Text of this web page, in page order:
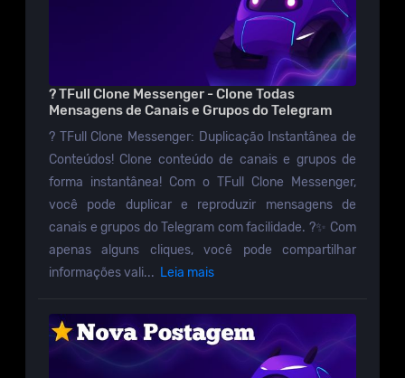
? TFull Clone Messenger - Clone Todas
Mensagens de Canais e Grupos do Telegram
? TFull Clone Messenger: Duplicação Instantânea de
Conteúdos! Clone conteúdo de canais e grupos de
forma instantânea! Com o TFull Clone Messenger,
você pode duplicar e reproduzir mensagens de
canais e grupos do Telegram com facilidade. ?✨ Com
apenas alguns cliques, você pode compartilhar
informações vali... Leia mais